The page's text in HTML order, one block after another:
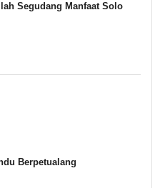
Segudang Manfaat Solo
Berpetualang